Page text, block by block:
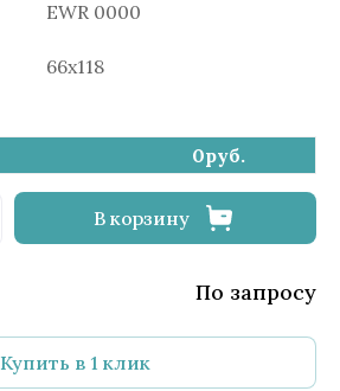
EWR 0000
66х118
0руб.
В корзину
По запросу
Купить в 1 клик